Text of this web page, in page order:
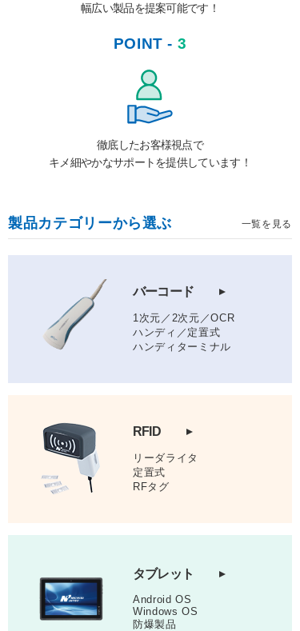
幅広い製品を提案可能です！
POINT - 3
徹底したお客様視点で
キメ細やかなサポートを提供しています！
製品カテゴリーから選ぶ 一覧を見る
バーコード
1次元／2次元／OCR
ハンディ／定置式
ハンディターミナル
RFID
リーダライタ
定置式
RFタグ
タブレット
Android OS
Windows OS
防爆製品